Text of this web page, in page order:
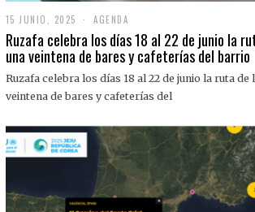
15 JUNIO, 2025
J
U
I
O
0
2
5
AGENDA
Ruzafa celebra los días 18 al 22 de junio la
una veintena de bares y cafeterías del barrio
Ruzafa celebra los días 18 al 22 de junio la ruta de
veintena de bares y cafeterías del